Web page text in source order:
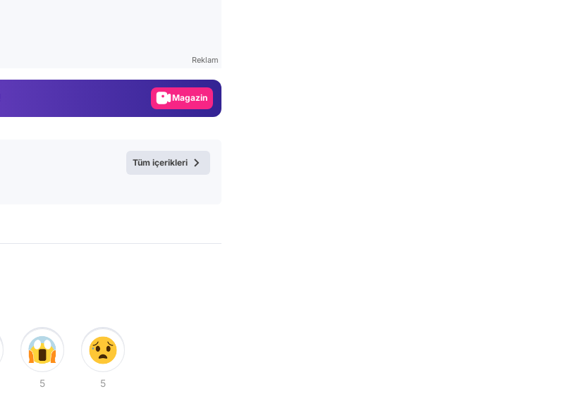
Reklam
Magazin
Tüm içerikleri
5 5